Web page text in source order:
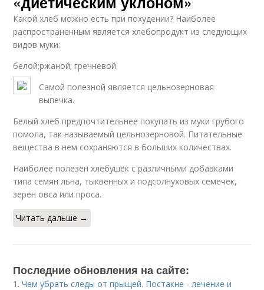
Какой хлеб можно есть при похудении? Наиболее
распространенным является хлебопродукт из следующих
видов муки:
белой;ржаной; гречневой.
Самой полезной является цельнозерновая
выпечка.
Белый хлеб предпочтительнее покупать из муки грубого
помола, так называемый цельнозерновой. Питательные
вещества в нем сохраняются в больших количествах.
Наиболее полезен хлебушек с различными добавками
типа семян льна, тыквенных и подсолнуховых семечек,
зерен овса или проса.
Читать дальше →
Последние обновления на сайте:
1.Чем убрать следы от прыщей. Постакне - лечение и